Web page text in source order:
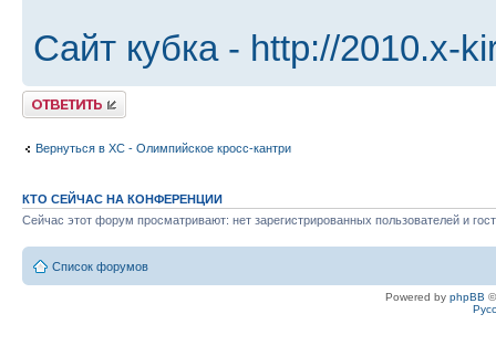
Сайт кубка - http://2010.x-
Ответить
Вернуться в XC - Олимпийское кросс-кантри
КТО СЕЙЧАС НА КОНФЕРЕНЦИИ
Сейчас этот форум просматривают: нет зарегистрированных пользователей и
Список форумов
Powered by phpBB